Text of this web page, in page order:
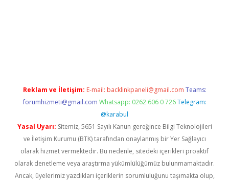
Reklam ve İletişim: E-mail: backlinkpaneli@gmail.com Teams:
forumhizmeti@gmail.com Whatsapp: 0262 606 0 726 Telegram:
@karabul
Yasal Uyarı: Sitemiz, 5651 Sayılı Kanun gereğince Bilgi Teknolojileri
ve İletişim Kurumu (BTK) tarafından onaylanmış bir Yer Sağlayıcı
olarak hizmet vermektedir. Bu nedenle, sitedeki içerikleri proaktif
olarak denetleme veya araştırma yükümlülüğümüz bulunmamaktadır.
Ancak, üyelerimiz yazdıkları içeriklerin sorumluluğunu taşımakta olup,